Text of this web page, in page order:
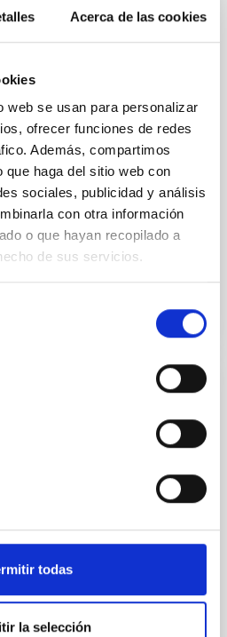
Acerca de las cookies
web se usan para personalizar
ofrecer funciones de redes
Además, compartimos
haga del sitio web con
sociales, publicidad y análisis
con otra información
o que hayan recopilado a
de sus servicios.
todas
la selección
con participación de
al Instituto de Astrofísica
evidencias observacionales de
a la formación de nuevas
de toda su vida. Esta había
aceptada, clave en la
masivas, pero que
observacional. Los
fueron publicados
02/01/2018
regulada por el agujero
masivas se encuentran
exóticas del Universo,
e incluso miles de millones
de abundante material
hasta su final inmersión en el
durante este período (fase